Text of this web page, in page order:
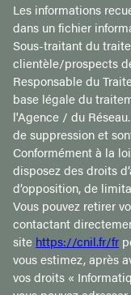
Les informations
dans un fichier
Sous-traitant du
clientèle/prospects
Responsable du
base légale du
l'Agence / du
de suppression et
Conformément à la
disposez des droits
d’opposition, de
Vous pouvez retirer
contactant
site https://cnil.fr/fr
vous estimez, après
vos droits «